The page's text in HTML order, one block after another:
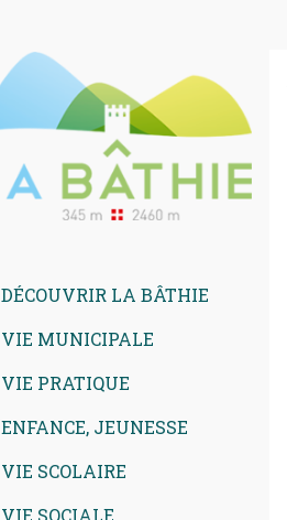
DÉCOUVRIR LA BÂTHIE
VIE MUNICIPALE
VIE PRATIQUE
ENFANCE, JEUNESSE
VIE SCOLAIRE
VIE SOCIALE